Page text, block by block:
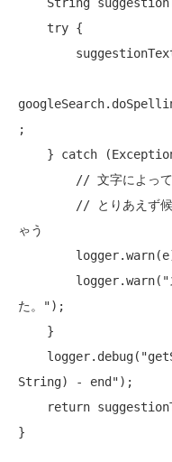
String
try {
;
    }
catch
// 文字によって
// とりあえず候
ゃう
        logger.warn(
"
た。");
    logger.debug(
String) - end");
return